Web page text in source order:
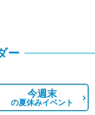
ー
今週末
の夏休みイベント